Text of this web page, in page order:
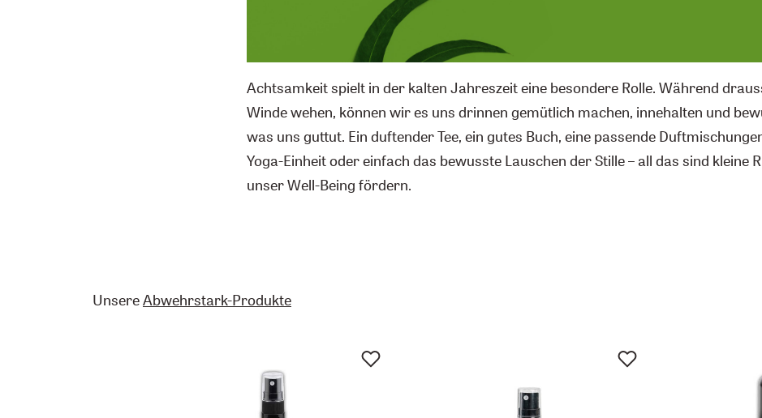
Achtsamkeit spielt in der kalten Jahreszeit eine besondere Rolle. Während
Winde wehen, können wir es uns drinnen gemütlich machen, innehalten und
was uns guttut. Ein duftender Tee, ein gutes Buch, eine passende
Yoga-Einheit oder einfach das bewusste Lauschen der Stille – all das sind kleine
unser Well-Being fördern.
UnsereAbwehrstark-Produkte